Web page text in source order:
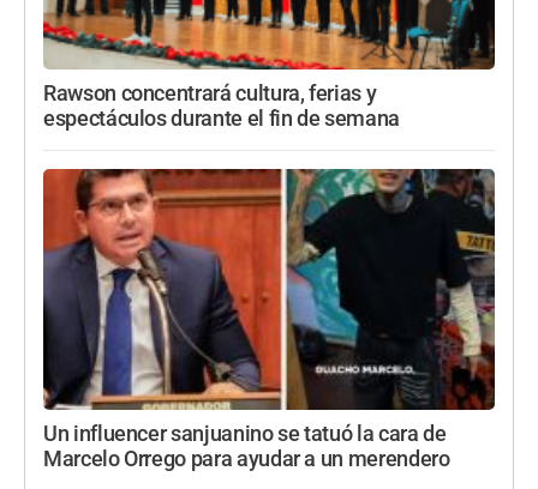
Rawson concentrará cultura, ferias y
espectáculos durante el fin de semana
Un influencer sanjuanino se tatuó la cara de
Marcelo Orrego para ayudar a un merendero